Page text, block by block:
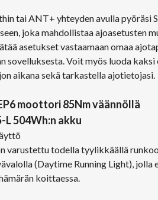
tai ANT+ yhteyden avulla pyöräsi
joka mahdollistaa ajoasetusten
asetukset vastaamaan omaa
sovelluksesta. Voit myös luoda
aikana sekä tarkastella ajotietojasi.
moottori 85Nm väännöllä
L 504Wh:n akku
varustettu todella tyylikkäällä
(Daytime Running Light), jolla
koittaessa.